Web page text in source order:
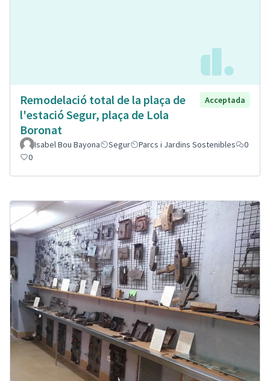
Remodelació total de la plaça de
l'estació Segur, plaça de Lola
Boronat
Acceptada
Isabel Bou Bayona Segur Parcs i Jardins Sostenibles
0
0